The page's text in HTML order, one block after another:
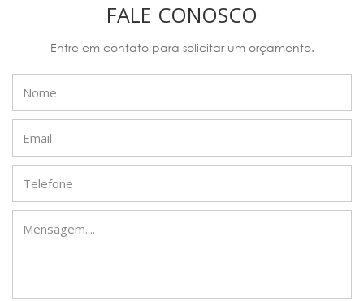
FALE CONOSCO
Entre em contato para solicitar um orçamento.